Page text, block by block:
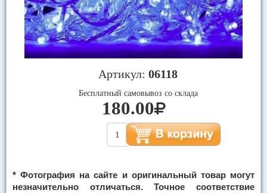
Артикул: 06118
Бесплатный самовывоз со склада
180.00
* Фотография на сайте и оригинальный товар могут
незначительно отличаться. Точное соответствие